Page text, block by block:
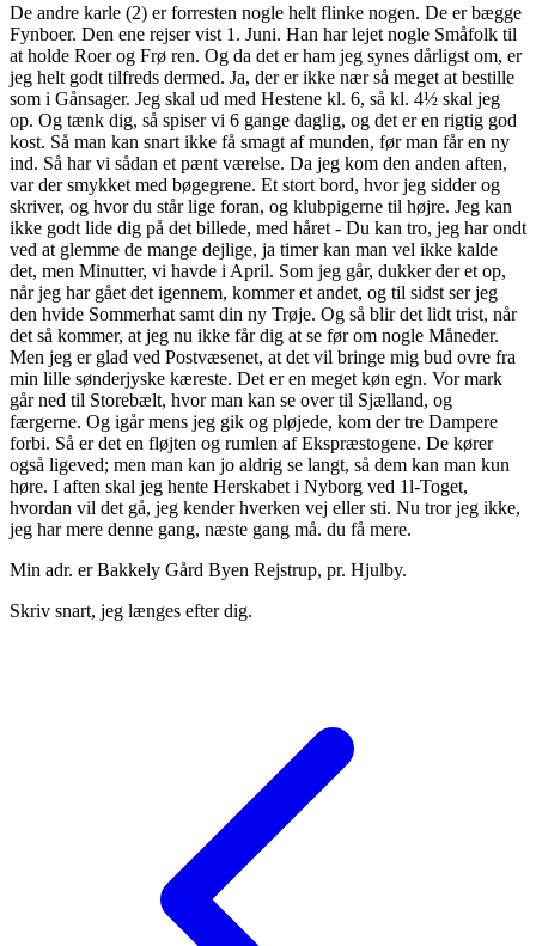
De andre karle (2) er forresten nogle helt flinke nogen. De er bægge
Fynboer. Den ene rejser vist 1. Juni. Han har lejet nogle Småfolk til
at holde Roer og Frø ren. Og da det er ham jeg synes dårligst om, er
jeg helt godt tilfreds dermed. Ja, der er ikke nær så meget at bestille
som i Gånsager. Jeg skal ud med Hestene kl. 6, så kl. 4½ skal jeg
op. Og tænk dig, så spiser vi 6 gange daglig, og det er en rigtig god
kost. Så man kan snart ikke få smagt af munden, før man får en ny
ind. Så har vi sådan et pænt værelse. Da jeg kom den anden aften,
var der smykket med bøgegrene. Et stort bord, hvor jeg sidder og
skriver, og hvor du står lige foran, og klubpigerne til højre. Jeg kan
ikke godt lide dig på det billede, med håret - Du kan tro, jeg har ondt
ved at glemme de mange dejlige, ja timer kan man vel ikke kalde
det, men Minutter, vi havde i April. Som jeg går, dukker der et op,
når jeg har gået det igennem, kommer et andet, og til sidst ser jeg
den hvide Sommerhat samt din ny Trøje. Og så blir det lidt trist, når
det så kommer, at jeg nu ikke får dig at se før om nogle Måneder.
Men jeg er glad ved Postvæsenet, at det vil bringe mig bud ovre fra
min lille sønderjyske kæreste. Det er en meget køn egn. Vor mark
går ned til Storebælt, hvor man kan se over til Sjælland, og
færgerne. Og igår mens jeg gik og pløjede, kom der tre Dampere
forbi. Så er det en fløjten og rumlen af Ekspræstogene. De kører
også ligeved; men man kan jo aldrig se langt, så dem kan man kun
høre. I aften skal jeg hente Herskabet i Nyborg ved 1l-Toget,
hvordan vil det gå, jeg kender hverken vej eller sti. Nu tror jeg ikke,
jeg har mere denne gang, næste gang må. du få mere.
Min adr. er Bakkely Gård Byen Rejstrup, pr. Hjulby.
Skriv snart, jeg længes efter dig.